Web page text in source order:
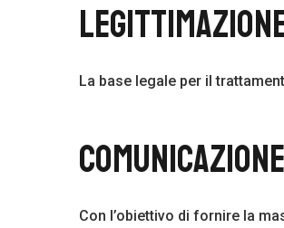
La base legale per il
Con l’obiettivo di fornire la